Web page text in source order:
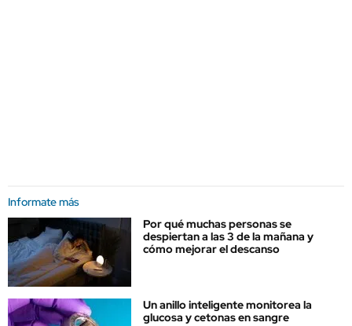
Informate más
Por qué muchas personas se
despiertan a las 3 de la mañana y
cómo mejorar el descanso
Un anillo inteligente monitorea la
glucosa y cetonas en sangre